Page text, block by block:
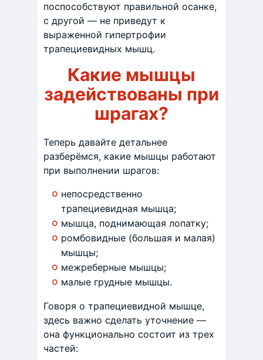
поспособствуют правильной осанке,
с другой — не приведут к
выраженной гипертрофии
трапециевидных мышц.
Какие мышцы
задействованы при
шрагах?
Теперь давайте детальнее
разберёмся, какие мышцы работают
при выполнении шрагов:
непосредственно
трапециевидная мышца;
мышца, поднимающая лопатку;
ромбовидные (большая и малая)
мышцы;
межреберные мышцы;
малые грудные мышцы.
Говоря о трапециевидной мышце,
здесь важно сделать уточнение —
она функционально состоит из трех
частей: